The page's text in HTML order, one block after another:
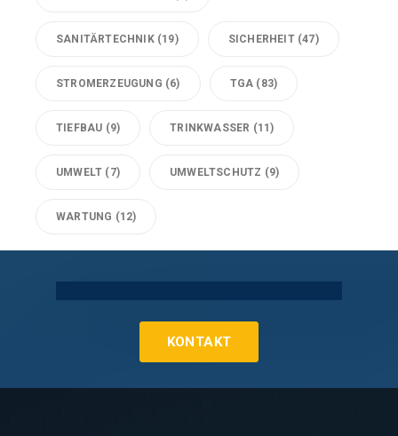
SANITÄRTECHNIK(19) SICHERHEIT(47)
STROMERZEUGUNG (6) TGA (83)
TIEFBAU (9) TRINKWASSER (11)
UMWELT (7) UMWELTSCHUTZ (9)
WARTUNG (12)
KONTAKT